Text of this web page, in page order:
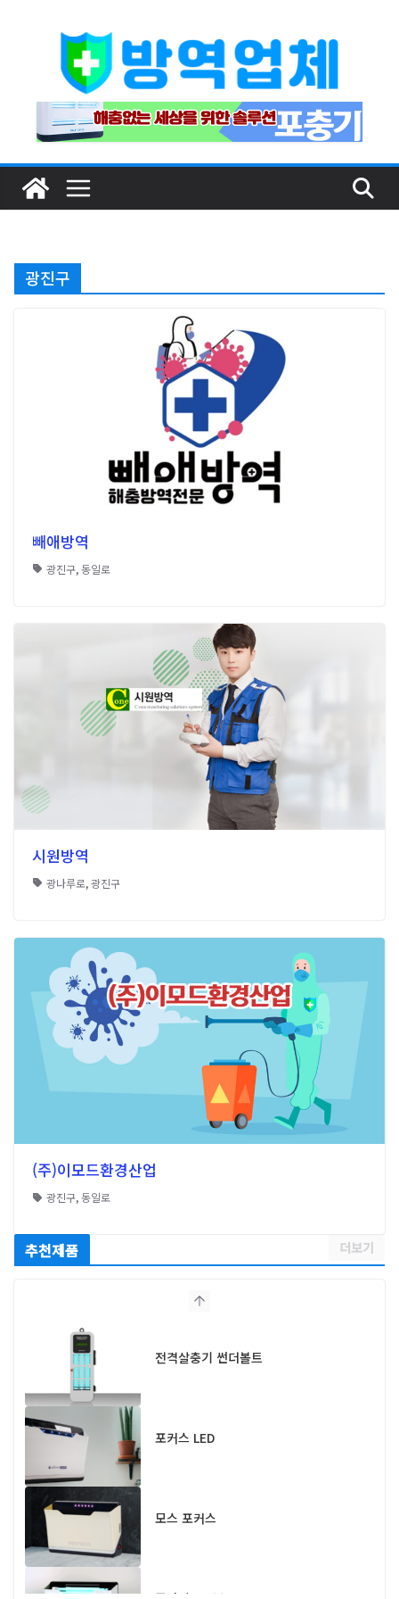
광진구
빼애방역
광진구,동일로
시원방역
광나루로,광진구
(주)이모드환경산업
광진구,동일로
추천제품 더보기
전격살충기 썬더볼트
포커스 LED
모스 포커스